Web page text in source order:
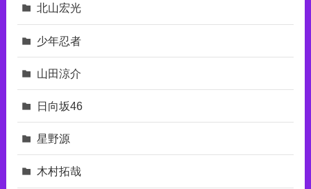
北山宏光
少年忍者
山田涼介
日向坂46
星野源
木村拓哉